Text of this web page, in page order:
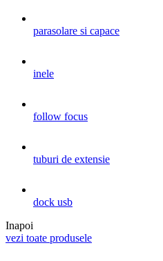
parasolare si capace
inele
follow focus
tuburi de extensie
dock usb
Inapoi
vezi toate produsele